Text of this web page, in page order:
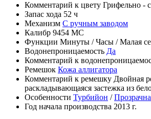
Комментарий к цвету Грифельно -
Запас хода 52 ч
Механизм С ручным заводом
Калибр 9454 MC
Функции Минуты /Часы /Малая
Водонепроницаемость Да
Комментарий к
Ремешок Кожа аллигатора
Комментарий к ремешку Двойная
раскладывающаяся застежка из
Особенности Турбийон /
Год начала производства 2013 г.